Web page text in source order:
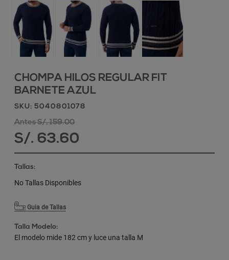
CHOMPA HILOS REGULAR FIT
BARNETE AZUL
SKU: 5040801078
Antes S/. 159.00
S/. 63.60
Tallas:
No Tallas Disponibles
Guia de Tallas
Talla Modelo:
El modelo mide 182 cm y luce una talla M